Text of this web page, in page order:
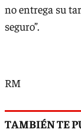
no entrega su
seguro”.
RM
TAMBIÉN TE